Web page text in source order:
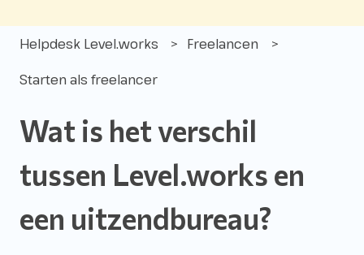
Helpdesk Level.works Freelancen
Starten als freelancer
Wat is het verschil
tussen Level.works en
een uitzendbureau?